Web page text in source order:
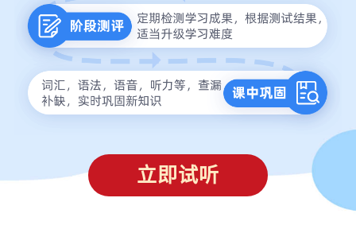
立即试听